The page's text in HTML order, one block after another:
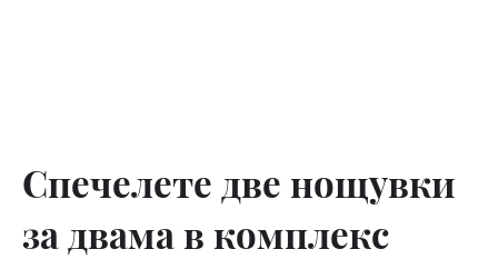
Спечелете две нощувки
за двама в комплекс